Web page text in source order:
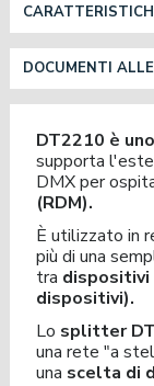
DOCUMENTI
DT2210 è
supporta
DMX per
(RDM).
È utilizzato in
più di una
tra dispositivi
dispositivi).
Lo splitter
una rete "a
una scelta di